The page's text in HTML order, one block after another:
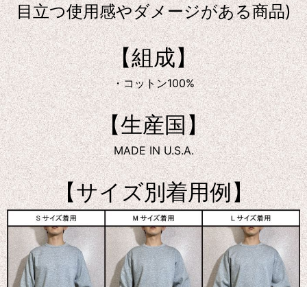
目立つ使用感やダメージがある商品)
【組成】
・コットン100%
【生産国】
MADE IN U.S.A.
【サイズ別着用例】